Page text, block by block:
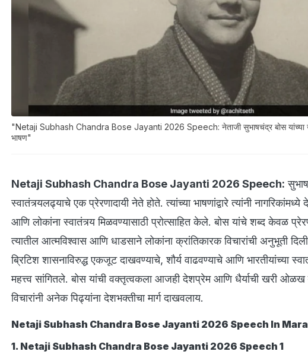
"Netaji Subhash Chandra Bose Jayanti 2026 Speech: नेताजी सुभाषचंद्र बोस यांच्या
भाषण"
Netaji Subhash Chandra Bose Jayanti 2026 Speech:
स्वातंत्र्यलढ्याचे एक प्रेरणादायी नेते होते. त्यांच्या भाषणांद्वारे त्यांनी
आणि लोकांना स्वातंत्र्य मिळवण्यासाठी प्रोत्साहित केले. बोस यांचे शब्द केवळ
त्यातील आत्मविश्वास आणि धाडसाने लोकांना क्रांतिकारक विचारांची अनुभूती दिली.
ब्रिटिश शासनाविरुद्ध एकजूट दाखवण्याचे, शौर्य वाढवण्याचे आणि भारतीयांच्या
महत्त्व सांगितले. बोस यांची वक्तृत्वकला आजही देशप्रेम आणि धैर्याची खरी ओळख
विचारांनी अनेक पिढ्यांना देशभक्तीचा मार्ग दाखवलाय.
Netaji Subhash Chandra Bose Jayanti 2026 Speech In
1. Netaji Subhash Chandra Bose Jayanti 2026 Speech 1